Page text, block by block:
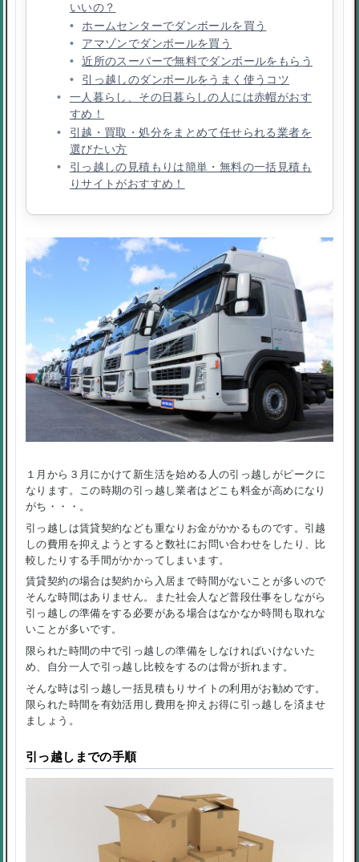
いいの？
ホームセンターでダンボールを買う
アマゾンでダンボールを買う
近所のスーパーで無料でダンボールをもらう
引っ越しのダンボールをうまく使うコツ
一人暮らし、その日暮らしの人には赤帽がおす
すめ！
引越・買取・処分をまとめて任せられる業者を
選びたい方
引っ越しの見積もりは簡単・無料の一括見積も
りサイトがおすすめ！
１月から３月にかけて新生活を始める人の引っ越しがピークに
なります。この時期の引っ越し業者はどこも料金が高めになり
がち・・・。
引っ越しは賃貸契約なども重なりお金がかかるものです。引越
しの費用を抑えようとすると数社にお問い合わせをしたり、比
較したりする手間がかかってしまいます。
賃貸契約の場合は契約から入居まで時間がないことが多いので
そんな時間はありません。また社会人など普段仕事をしながら
引っ越しの準備をする必要がある場合はなかなか時間も取れな
いことが多いです。
限られた時間の中で引っ越しの準備をしなければいけないた
め、自分一人で引っ越し比較をするのは骨が折れます。
そんな時は引っ越し一括見積もりサイトの利用がお勧めです。
限られた時間を有効活用し費用を抑えお得に引っ越しを済ませ
ましょう。
引っ越しまでの手順